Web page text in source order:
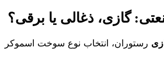
گازی، ذغالی یا برقی؟
رستوران، انتخاب نوع سوخت اسموکر